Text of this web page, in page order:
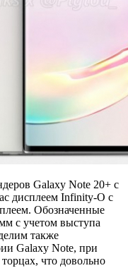
Galaxy Note 20+ с
дисплеем Infinity-O с
Обозначенные
с учетом выступа
также
Galaxy Note, при
что довольно